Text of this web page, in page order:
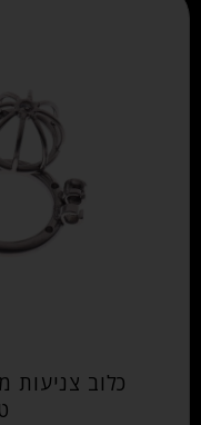
כלוב צניעות